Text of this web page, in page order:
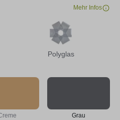
Mehr Infos
Polyglas
Grau